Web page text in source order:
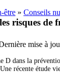
être» Conseils
risques de
mise à
D dans la
récente étude